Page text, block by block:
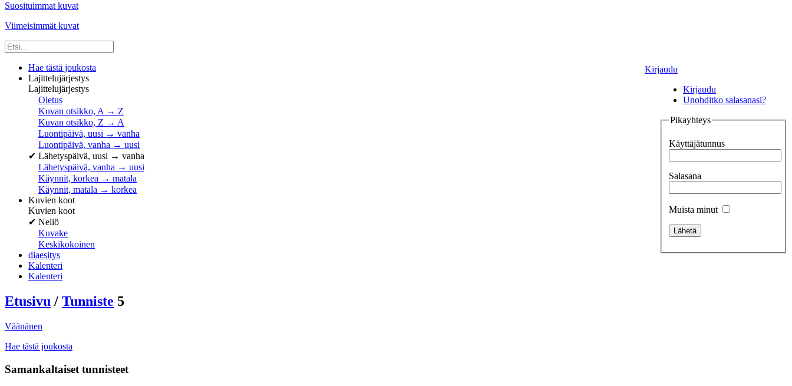
Suosituimmat kuvat
Viimeisimmät kuvat
Kirjaudu
Kirjaudu
Unohditko salasanasi?
Pikayhteys
Käyttäjätunnus
Salasana
Muista minut
Hae tästä joukosta
Lajittelujärjestys
Lajittelujärjestys
Oletus
Kuvan otsikko, A → Z
Kuvan otsikko, Z → A
Luontipäivä, uusi → vanha
Luontipäivä, vanha → uusi
✔ Lähetyspäivä, uusi → vanha
Lähetyspäivä, vanha → uusi
Käynnit, korkea → matala
Käynnit, matala → korkea
Kuvien koot
Kuvien koot
✔ Neliö
Kuvake
Keskikokoinen
diaesitys
Kalenteri
Kalenteri
Etusivu / Tunniste 5
Väänänen
Hae tästä joukosta
Samankaltaiset tunnisteet